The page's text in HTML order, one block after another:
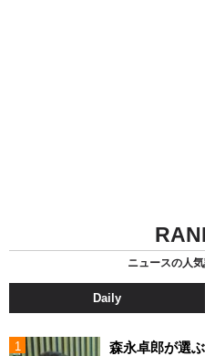
ニュースの人
Daily
森永卓郎が選